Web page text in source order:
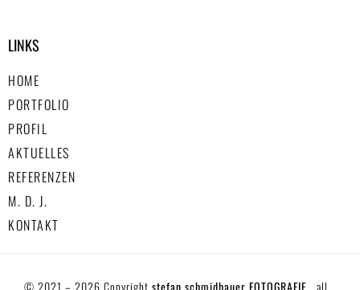
LINKS
HOME
PORTFOLIO
PROFIL
AKTUELLES
REFERENZEN
M. D. J.
KONTAKT
© 2021 – 2026 Copyright stefan schmidbauer FOTOGRAFIE . all